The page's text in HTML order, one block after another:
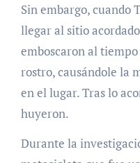
Sin embargo, cuando
llegar al sitio
emboscaron al
rostro, causándole la
en el lugar. Tras lo
huyeron.
Durante la